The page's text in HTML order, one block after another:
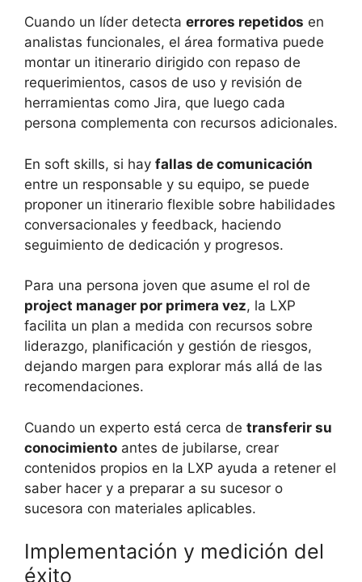
Cuando un líder detecta errores repetidos en
analistas funcionales, el área formativa puede
montar un itinerario dirigido con repaso de
requerimientos, casos de uso y revisión de
herramientas como Jira, que luego cada
persona complementa con recursos adicionales.
En soft skills, si hay fallas de comunicación
entre un responsable y su equipo, se puede
proponer un itinerario flexible sobre habilidades
conversacionales y feedback, haciendo
seguimiento de dedicación y progresos.
Para una persona joven que asume el rol de
project manager por primera vez, la LXP
facilita un plan a medida con recursos sobre
liderazgo, planificación y gestión de riesgos,
dejando margen para explorar más allá de las
recomendaciones.
Cuando un experto está cerca de transferir su
conocimiento antes de jubilarse, crear
contenidos propios en la LXP ayuda a retener el
saber hacer y a preparar a su sucesor o
sucesora con materiales aplicables.
Implementación y medición del
éxito